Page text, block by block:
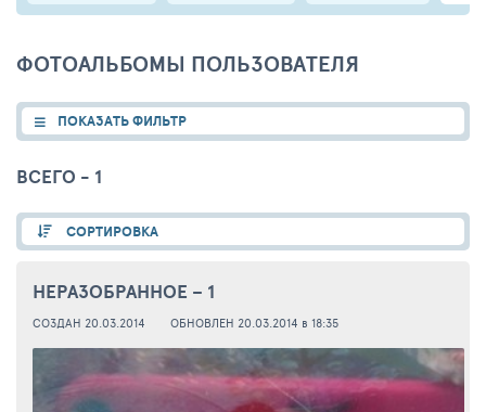
ФОТОАЛЬБОМЫ ПОЛЬЗОВАТЕЛЯ
ПОКАЗАТЬ ФИЛЬТР
ВСЕГО - 1
СОРТИРОВКА
НЕРАЗОБРАННОЕ – 1
СОЗДАН 20.03.2014 ОБНОВЛЕН 20.03.2014 в 18:35